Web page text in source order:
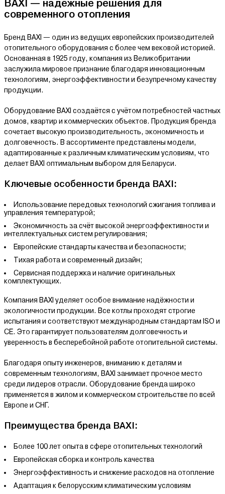
BAXI — надёжные решения для
современного отопления
Бренд BAXI — один из ведущих европейских производителей
отопительного оборудования с более чем вековой историей.
Основанная в 1925 году, компания из Великобритании
заслужила мировое признание благодаря инновационным
технологиям, энергоэффективности и безупречному качеству
продукции.
Оборудование BAXI создаётся с учётом потребностей частных
домов, квартир и коммерческих объектов. Продукция бренда
сочетает высокую производительность, экономичность и
долговечность. В ассортименте представлены модели,
адаптированные к различным климатическим условиям, что
делает BAXI оптимальным выбором для Беларуси.
Ключевые особенности бренда BAXI:
Использование передовых технологий сжигания топлива и
управления температурой;
Экономичность за счёт высокой энергоэффективности и
интеллектуальных систем регулирования;
Европейские стандарты качества и безопасности;
Тихая работа и современный дизайн;
Сервисная поддержка и наличие оригинальных
комплектующих.
Компания BAXI уделяет особое внимание надёжности и
экологичности продукции. Все котлы проходят строгие
испытания и соответствуют международным стандартам ISO и
CE. Это гарантирует пользователям долговечность и
уверенность в бесперебойной работе отопительной системы.
Благодаря опыту инженеров, вниманию к деталям и
современным технологиям, BAXI занимает прочное место
среди лидеров отрасли. Оборудование бренда широко
применяется в жилом и коммерческом строительстве по всей
Европе и СНГ.
Преимущества бренда BAXI:
Более 100 лет опыта в сфере отопительных технологий
Европейская сборка и контроль качества
Энергоэффективность и снижение расходов на отопление
Адаптация к белорусским климатическим условиям